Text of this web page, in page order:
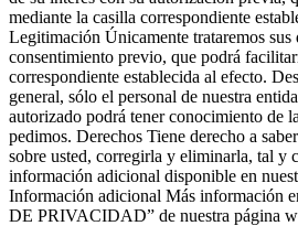
mediante la casilla correspondiente
Legitimación Únicamente trataremos sus
consentimiento previo, que podrá
correspondiente establecida al efecto.
general, sólo el personal de nuestra
autorizado podrá tener conocimiento de
pedimos. Derechos Tiene derecho a
sobre usted, corregirla y eliminarla, tal y
información adicional disponible en
Información adicional Más información
DE PRIVACIDAD” de nuestra página